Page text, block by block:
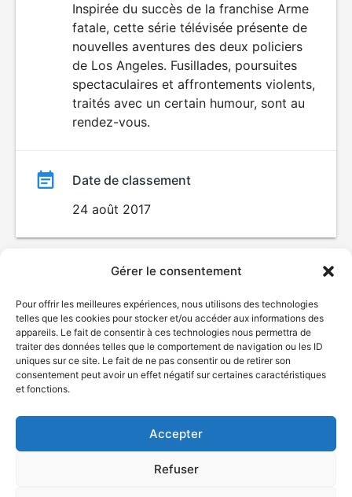
Gérer le consentement
Pour offrir les meilleures expériences, nous utilisons des technologies
telles que les cookies pour stocker et/ou accéder aux informations des
appareils. Le fait de consentir à ces technologies nous permettra de
traiter des données telles que le comportement de navigation ou les ID
uniques sur ce site. Le fait de ne pas consentir ou de retirer son
consentement peut avoir un effet négatif sur certaines caractéristiques
et fonctions.
Accepter
Refuser
Inspirée du succès de la franchise Arme
fatale, cette série télévisée présente de
nouvelles aventures des deux policiers
de Los Angeles. Fusillades, poursuites
spectaculaires et affrontements violents,
traités avec un certain humour, sont au
rendez-vous.
Date de classement
24 août 2017
© Gouvernement du Québec, 2026
Accessibilité
Déclaration de services